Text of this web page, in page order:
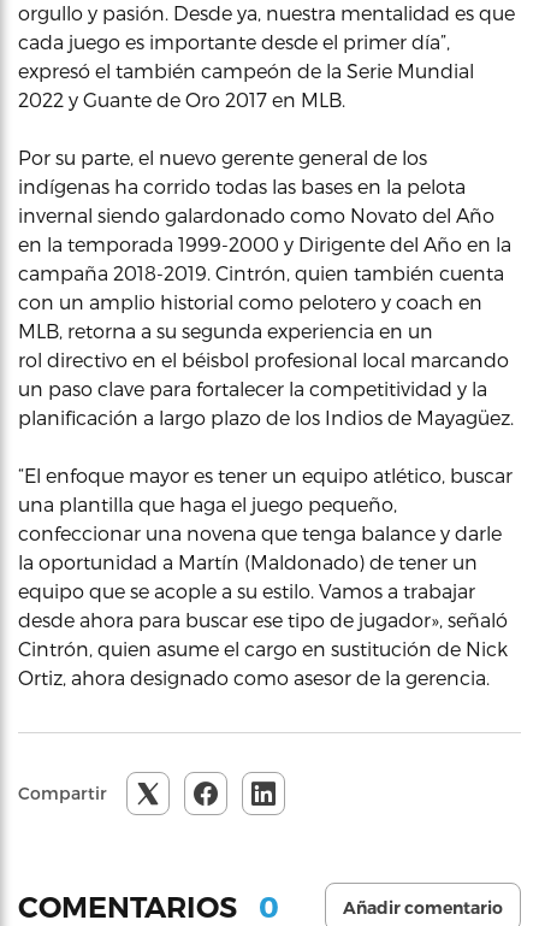
orgullo y pasión. Desde ya, nuestra mentalidad es que
cada juego es importante desde el primer día”,
expresó el también campeón de la Serie Mundial
2022 y Guante de Oro 2017 en MLB.
Por su parte, el nuevo gerente general de los
indígenas ha corrido todas las bases en la pelota
invernal siendo galardonado como Novato del Año
en la temporada 1999-2000 y Dirigente del Año en la
campaña 2018-2019. Cintrón, quien también cuenta
con un amplio historial como pelotero y coach en
MLB, retorna a su segunda experiencia en un
rol directivo en el béisbol profesional local marcando
un paso clave para fortalecer la competitividad y la
planificación a largo plazo de los Indios de Mayagüez.
“El enfoque mayor es tener un equipo atlético, buscar
una plantilla que haga el juego pequeño,
confeccionar una novena que tenga balance y darle
la oportunidad a Martín (Maldonado) de tener un
equipo que se acople a su estilo. Vamos a trabajar
desde ahora para buscar ese tipo de jugador», señaló
Cintrón, quien asume el cargo en sustitución de Nick
Ortiz, ahora designado como asesor de la gerencia.
Compartir
COMENTARIOS 0 Añadir comentario